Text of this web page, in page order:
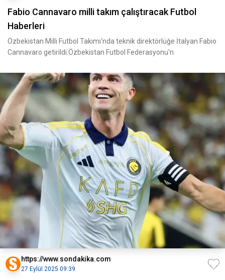
Fabio Cannavaro milli takım çalıştıracak Futbol
Haberleri
Özbekistan Milli Futbol Takımı'nda teknik direktörlüğe İtalyan Fabio
Cannavaro getirildi.Özbekistan Futbol Federasyonu'n
https://www.sondakika.com
27 Eylül 2025 09:39